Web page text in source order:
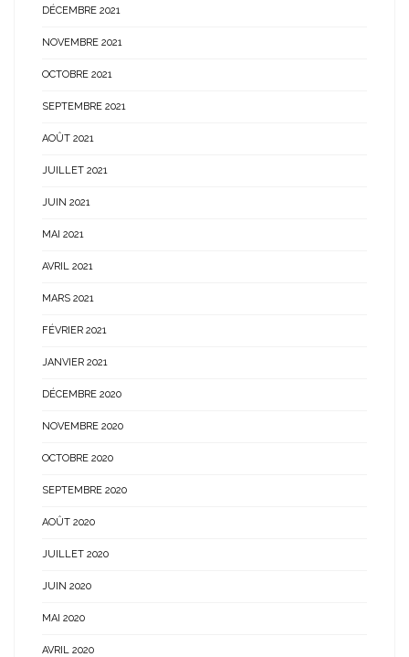
DÉCEMBRE 2021
NOVEMBRE 2021
OCTOBRE 2021
SEPTEMBRE 2021
AOÛT 2021
JUILLET 2021
JUIN 2021
MAI 2021
AVRIL 2021
MARS 2021
FÉVRIER 2021
JANVIER 2021
DÉCEMBRE 2020
NOVEMBRE 2020
OCTOBRE 2020
SEPTEMBRE 2020
AOÛT 2020
JUILLET 2020
JUIN 2020
MAI 2020
AVRIL 2020